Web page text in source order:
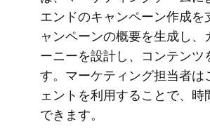
エンドのキャンペーン作成を
ャンペーンの概要を生成し、
ーニーを設計し、コンテンツ
す。マーケティング担当者は
ェントを利用することで、時
できます。